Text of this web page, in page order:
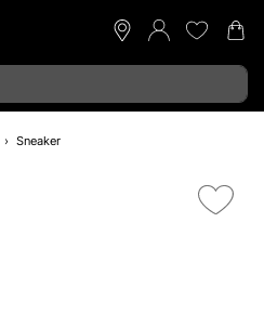
Sneaker